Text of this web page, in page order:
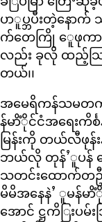
ပာူပ္ဘပီးတဲ့နောက်
က်တေကြို ေူဖုကား
လည်း ခုလို ထည့်သြ
တယ်၊၊
အမေရိကန်သမတ
န်မာိံိုင်ငံအရေးကိင်္
မြန်းကို တယ်လီဖု
ဘယ်လို တုန်ႛူပန်
သတင်းထောက်တဦး
မိမိအနေနဲႛ ူမန်မ
အောင် ဋ္ဌကိြးပမ်း